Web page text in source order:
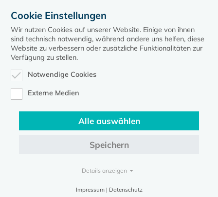
Diese Seite gehört zum Portalkirche-mv.de
Evangelische Kirche in Mecklenburg-Vorpommern © 2026
Cookie Einstellungen
Wir nutzen Cookies auf unserer Website. Einige von ihnen
sind technisch notwendig, während andere uns helfen, diese
Website zu verbessern oder zusätzliche Funktionalitäten zur
Verfügung zu stellen.
Notwendige Cookies
Externe Medien
Alle auswählen
Speichern
Details anzeigen
Impressum | Datenschutz